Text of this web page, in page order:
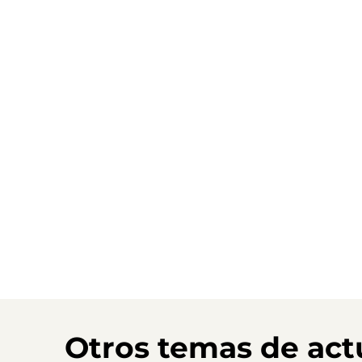
Otros temas de